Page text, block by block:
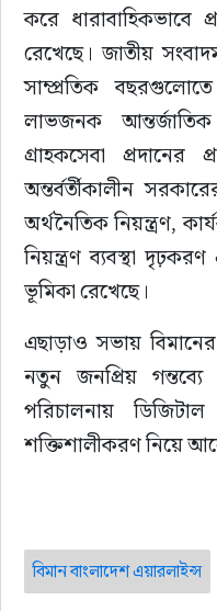
করে ধারাবাহিকভাবে
রেখেছে। জাতীয়
সাম্প্রতিক
লাভজনক
গ্রাহকসেবা প্রদানের
অন্তর্বর্তীকালীন
অর্থনৈতিক নিয়ন্ত্রণ,
নিয়ন্ত্রণ ব্যবস্থা
ভূমিকা রেখেছে।
এছাড়াও সভায়
নতুন জনপ্রিয় গন্তব্যে
পরিচালনায়
শক্তিশালীকরণ নিয়ে
বিমান বাংলাদেশ এয়ারলাইন্স